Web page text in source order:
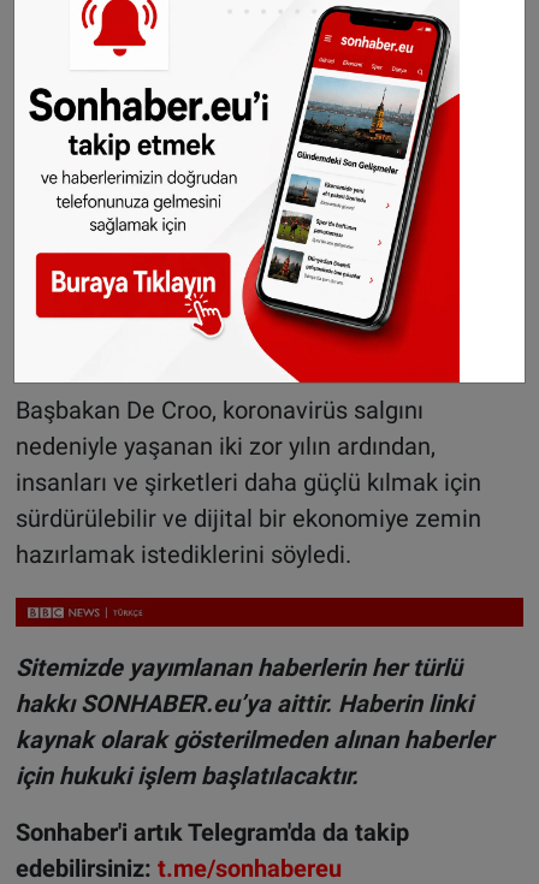
kararlaştırıldı. Yeni dönemde, çalışanların
eğitimine daha fazla süre ve bütçe ayrılması da
benimsendi.
Hükümet, Uber şoförleri, yemek kuryeleri gibi
serbest çalışan kesimlerin durumuna ilişkin de
düzenleme yaptı.
Bu tür alanlarda çalışanlar, iş kazası
durumunda sigortalı çalışanlarla aynı haklara
Başbakan De Croo, koronavirüs salgını
nedeniyle yaşanan iki zor yılın ardından,
insanları ve şirketleri daha güçlü kılmak için
sürdürülebilir ve dijital bir ekonomiye zemin
hazırlamak istediklerini söyledi.
Sitemizde yayımlanan haberlerin her türlü
hakkı SONHABER.eu’ya aittir. Haberin linki
kaynak olarak gösterilmeden alınan haberler
için hukuki işlem başlatılacaktır.
Sonhaber'i artık Telegram'da da takip
edebilirsiniz: t.me/sonhabereu